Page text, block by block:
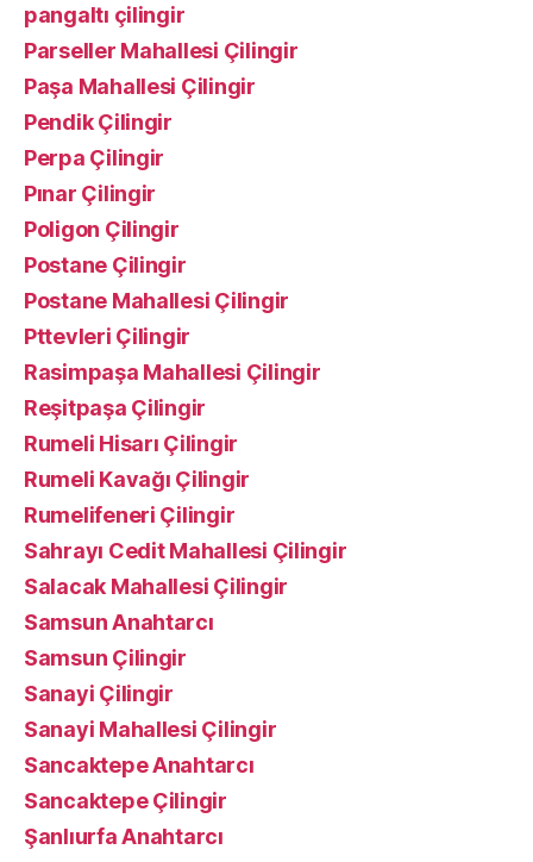
pangaltı çilingir
Parseller Mahallesi Çilingir
Paşa Mahallesi Çilingir
Pendik Çilingir
Perpa Çilingir
Pınar Çilingir
Poligon Çilingir
Postane Çilingir
Postane Mahallesi Çilingir
Pttevleri Çilingir
Rasimpaşa Mahallesi Çilingir
Reşitpaşa Çilingir
Rumeli Hisarı Çilingir
Rumeli Kavağı Çilingir
Rumelifeneri Çilingir
Sahrayı Cedit Mahallesi Çilingir
Salacak Mahallesi Çilingir
Samsun Anahtarcı
Samsun Çilingir
Sanayi Çilingir
Sanayi Mahallesi Çilingir
Sancaktepe Anahtarcı
Sancaktepe Çilingir
Şanlıurfa Anahtarcı